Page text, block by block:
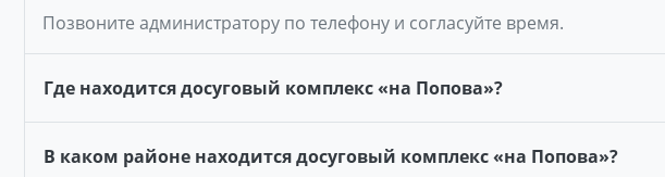
Позвоните администратору по телефону и согласуйте время.
Где находится досуговый комплекс «на Попова»?
В каком районе находится досуговый комплекс «на Попова»?